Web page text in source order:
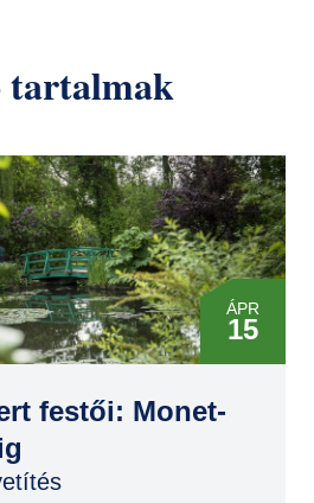
tartalmak
ÁPR
15
festői: Monet-